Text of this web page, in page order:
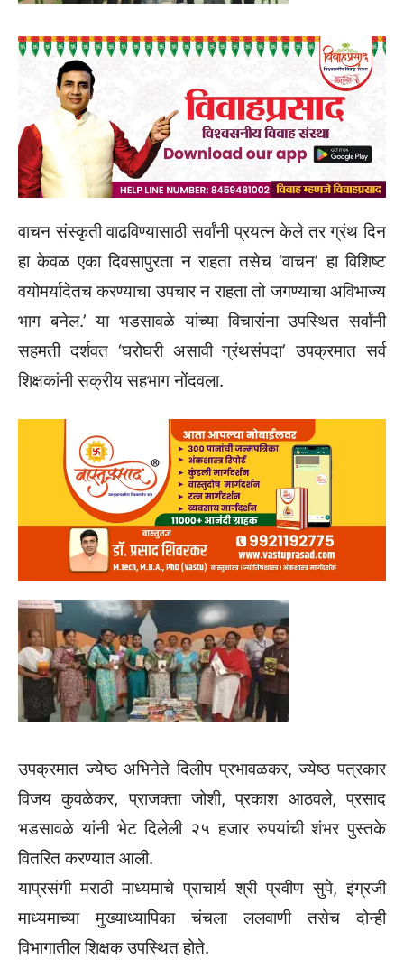
वाचन संस्कृती वाढविण्यासाठी सर्वांनी प्रयत्न केले तर ग्रंथ दिन
हा केवळ एका दिवसापुरता न राहता तसेच ‘वाचन’ हा विशिष्ट
वयोमर्यादेतच करण्याचा उपचार न राहता तो जगण्याचा अविभाज्य
भाग बनेल.’ या भडसावळे यांच्या विचारांना उपस्थित सर्वांनी
सहमती दर्शवत ‘घरोघरी असावी ग्रंथसंपदा’ उपक्रमात सर्व
शिक्षकांनी सक्रीय सहभाग नोंदवला.
उपक्रमात ज्येष्ठ अभिनेते दिलीप प्रभावळकर, ज्येष्ठ पत्रकार
विजय कुवळेकर, प्राजक्ता जोशी, प्रकाश आठवले, प्रसाद
भडसावळे यांनी भेट दिलेली २५ हजार रुपयांची शंभर पुस्तके
वितरित करण्यात आली.
याप्रसंगी मराठी माध्यमाचे प्राचार्य श्री प्रवीण सुपे, इंग्रजी
माध्यमाच्या मुख्याध्यापिका चंचला ललवाणी तसेच दोन्ही
विभागातील शिक्षक उपस्थित होते.